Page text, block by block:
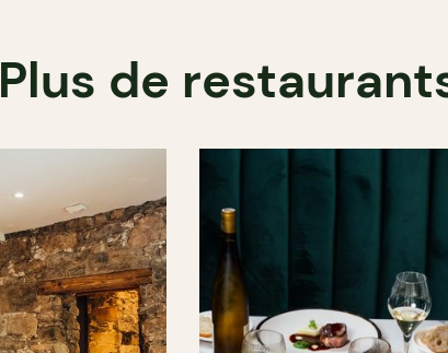
Plus de